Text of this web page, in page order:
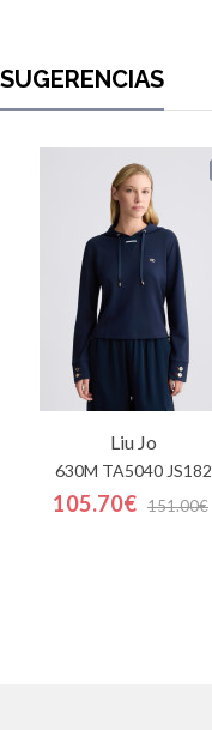
SUGERENCIAS
Liu Jo
630M TA5040 JS182
105.70€ 151.00€